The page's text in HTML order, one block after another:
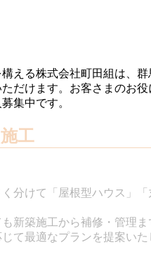
える株式会社町田組は、
だけます。お客さまのお
集中です。
工
分けて「屋根型ハウス」
新築施工から補修・管理
て最適なプランを提案い